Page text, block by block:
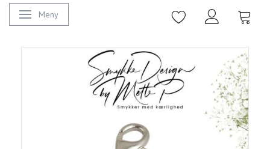
Veksle navigasjon
Meny